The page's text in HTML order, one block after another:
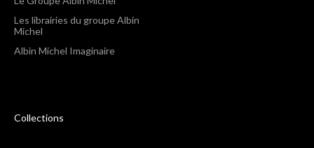
Les librairies du groupe Albin
Michel
Albin Michel Imaginaire
Collections